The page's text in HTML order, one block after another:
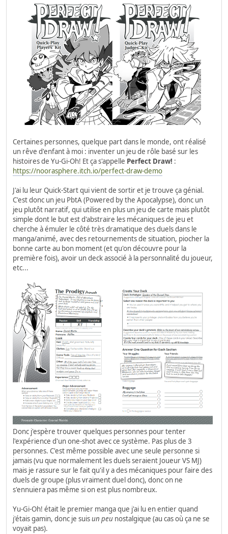
Certaines personnes, quelque part dans le monde, ont réalisé
un rêve d'enfant à moi : inventer un jeu de rôle basé sur les
histoires de Yu-Gi-Oh! Et ça s'appelle Perfect Draw! :
https://noorasphere.itch.io/perfect-draw-demo
J'ai lu leur Quick-Start qui vient de sortir et je trouve ça génial.
C'est donc un jeu PbtA (Powered by the Apocalypse), donc un
jeu plutôt narratif, qui utilise en plus un jeu de carte mais plutôt
simple dont le but est d'abstraire les mécaniques de jeu et
cherche à émuler le côté très dramatique des duels dans le
manga/animé, avec des retournements de situation, piocher la
bonne carte au bon moment (et qu'on découvre pour la
première fois), avoir un deck associé à la personnalité du joueur,
etc...
Donc j'espère trouver quelques personnes pour tenter
l'expérience d'un one-shot avec ce système. Pas plus de 3
personnes. C'est même possible avec une seule personne si
jamais (vu que normalement les duels seraient Joueur VS MJ)
mais je rassure sur le fait qu'il y a des mécaniques pour faire des
duels de groupe (plus vraiment duel donc), donc on ne
s'ennuiera pas même si on est plus nombreux.
Yu-Gi-Oh! était le premier manga que j'ai lu en entier quand
j'étais gamin, donc je suisun peu nostalgique (au cas où ça ne se
voyait pas).